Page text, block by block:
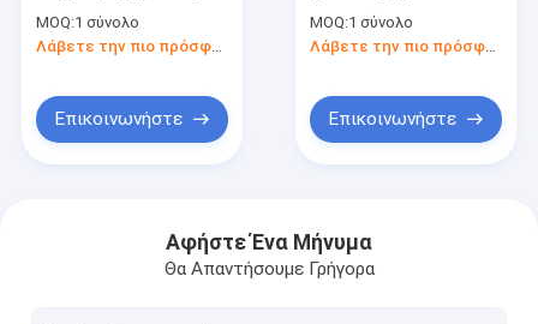
MOQ:1 σύνολο
Λάβετε την πιο πρόσφατη τιμή
Επικοινωνήστε
MOQ:1 σύνολο
Επικοινωνήστε
Αφήστε Ένα Μήνυμα
Θα Απαντήσουμε Γρήγορα